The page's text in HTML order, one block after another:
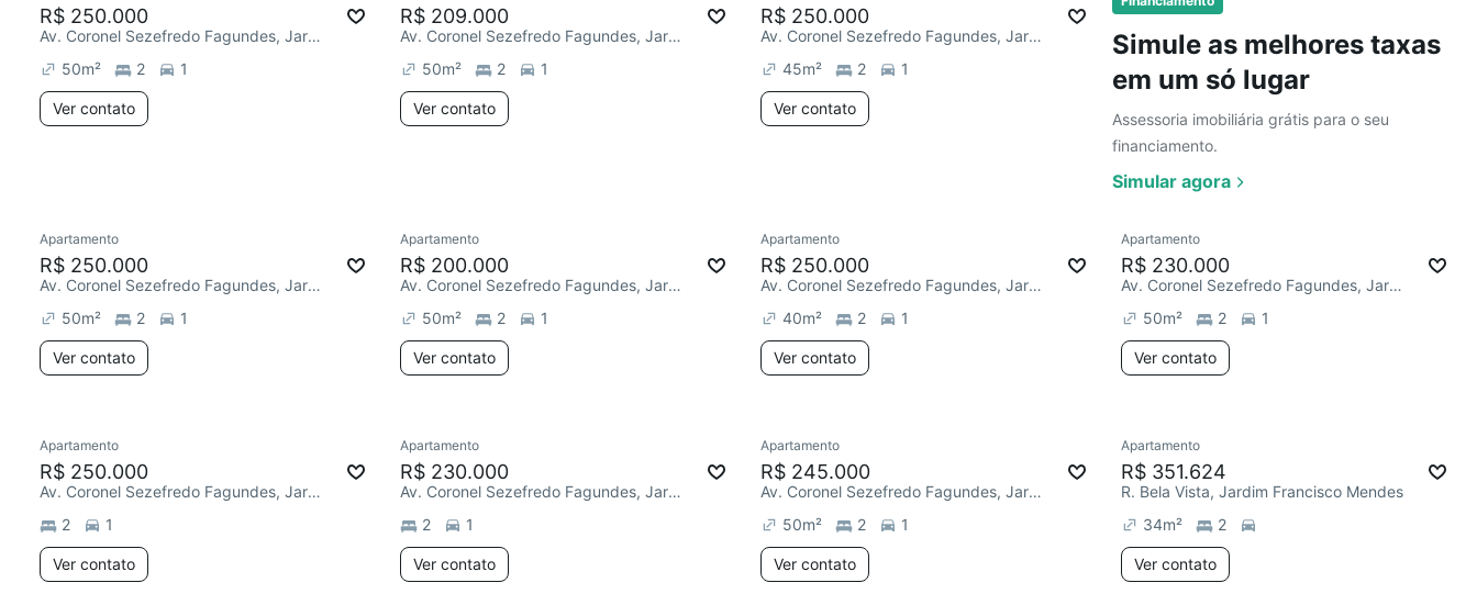
Simule as melhores taxas
em um só lugar
Assessoria imobiliária grátis para o seu
financiamento.
Simular agora
R$ 250.000
Av. Coronel Sezefredo Fagundes, Jardim Francisco Mendes
50m² 2 1
Ver contato
R$ 209.000
Av. Coronel Sezefredo Fagundes, Jardim Francisco Mendes
50m² 2 1
Ver contato
R$ 250.000
Av. Coronel Sezefredo Fagundes, Jardim Francisco Mendes
45m² 2 1
Ver contato
Redecorar
Apartamento
R$ 250.000
Av. Coronel Sezefredo Fagundes, Jardim Francisco Mendes
50m² 2 1
Ver contato
Apartamento
R$ 200.000
Av. Coronel Sezefredo Fagundes, Jardim Francisco Mendes
50m² 2 1
Ver contato
Apartamento
R$ 250.000
Av. Coronel Sezefredo Fagundes, Jardim Francisco Mendes
40m² 2 1
Ver contato
Apartamento
R$ 230.000
Av. Coronel Sezefredo Fagundes, Jardim Francisco Mendes
50m² 2 1
Ver contato
Apartamento
R$ 250.000
Av. Coronel Sezefredo Fagundes, Jardim Francisco Mendes
2
1
Ver contato
Apartamento
R$ 230.000
Av. Coronel Sezefredo Fagundes, Jardim Francisco Mendes
2
1
Ver contato
Apartamento
R$ 245.000
Av. Coronel Sezefredo Fagundes, Jardim Francisco Mendes
50m² 2 1
Ver contato
Apartamento
R$ 351.624
R. Bela Vista, Jardim Francisco Mendes
34m² 2
Ver contato